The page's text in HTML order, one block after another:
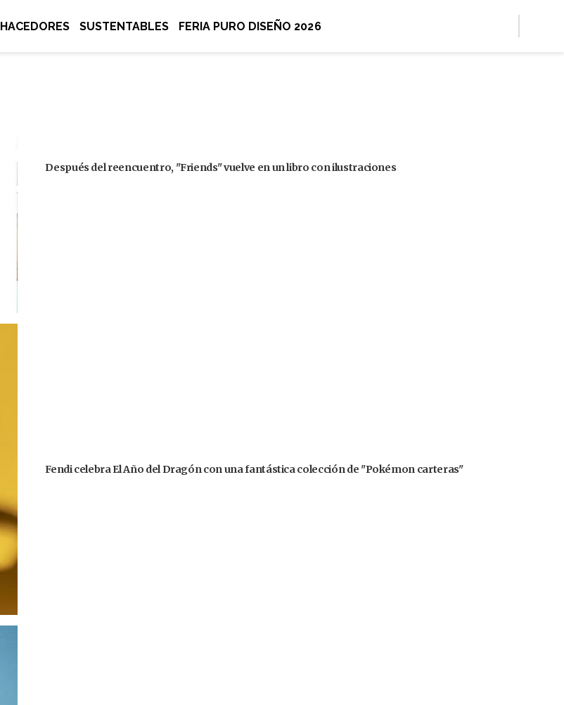
HACEDORES SUSTENTABLES FERIA PURO DISEÑO 2026
Después del reencuentro, "Friends" vuelve en un libro con ilustraciones
Fendi celebra El Año del Dragón con una fantástica colección de "Pokémon carteras"